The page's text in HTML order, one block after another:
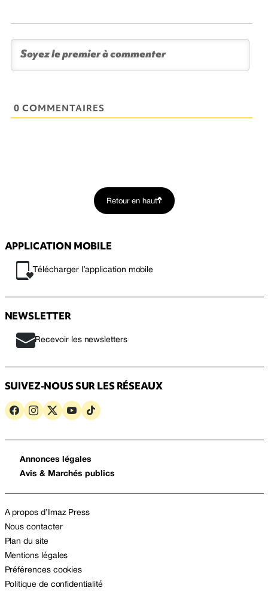
0 COMMENTAIRES
Retour en haut
APPLICATION MOBILE
Télécharger l’application mobile
NEWSLETTER
Recevoir les newsletters
SUIVEZ-NOUS SUR LES RÉSEAUX
Annonces légales
Avis & Marchés publics
A propos d’Imaz Press
Nous contacter
Plan du site
Mentions légales
Préférences cookies
Politique de confidentialité